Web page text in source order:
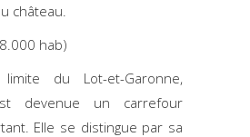
château.
hab)
du Lot-et-Garonne,
devenue un carrefour
Elle se distingue par sa